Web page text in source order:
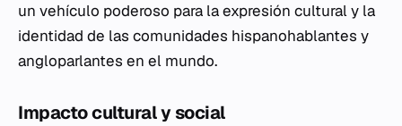
un vehículo poderoso para la expresión cultural y la
identidad de las comunidades hispanohablantes y
angloparlantes en el mundo.
Impacto cultural y social